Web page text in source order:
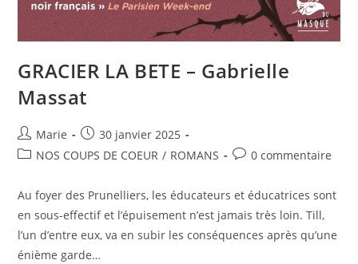
GRACIER LA BETE – Gabrielle
Massat
Marie
30 janvier 2025
NOS COUPS DE COEUR / ROMANS 0 commentaire
Au foyer des Prunelliers, les éducateurs et éducatrices sont
en sous-effectif et l’épuisement n’est jamais très loin. Till,
l’un d’entre eux, va en subir les conséquences après qu’une
énième garde…